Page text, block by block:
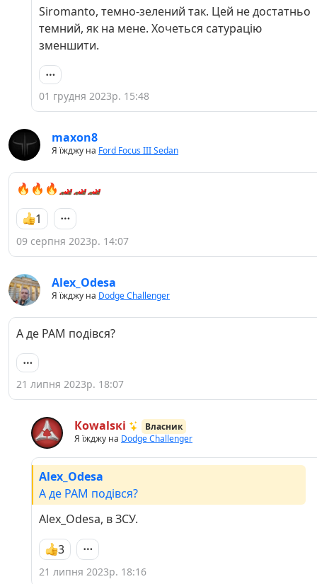
Siromanto, темно-зелений так. Цей не достатньо
темний, як на мене. Хочеться сатурацію
зменшити.
01 грудня 2023р. 15:48
maxon8
Я їжджу на Ford Focus III Sedan
🔥🔥🔥🏎🏎🏎
1
09 серпня 2023р. 14:07
Alex_Odesa
Я їжджу на Dodge Challenger
А де РАМ подівся?
21 липня 2023р. 18:07
Кowаlsкі
Власник
Я їжджу на Dodge Challenger
Alex_Odesa
А де РАМ подівся?
Alex_Odesa, в ЗСУ.
3
21 липня 2023р. 18:16